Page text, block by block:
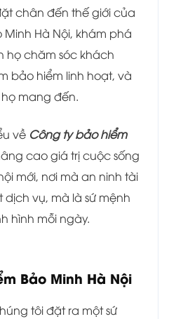
chân đến thế giới của
Hà Nội, khám phá
họ chăm sóc khách
bảo hiểm linh hoạt, và
mang đến.
về Công ty bảo hiểm
cao giá trị cuộc sống
mới, nơi mà an ninh tài
vụ, mà là sứ mệnh
hình mỗi ngày.
Bảo Minh Hà Nội
tôi đặt ra một sứ